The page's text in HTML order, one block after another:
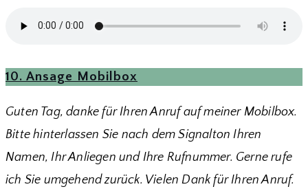
10. Ansage Mobilbox
Guten Tag, danke für Ihren Anruf auf meiner Mobilbox.
Bitte hinterlassen Sie nach dem Signalton Ihren
Namen, Ihr Anliegen und Ihre Rufnummer. Gerne rufe
ich Sie umgehend zurück. Vielen Dank für Ihren Anruf.